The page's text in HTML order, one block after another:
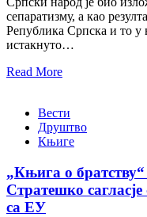
сепаратизму, а као
Република Српска и то у
истакнуто…
Read More
Вести
Друштво
Књиге
„Књига о
Стратешко
са ЕУ